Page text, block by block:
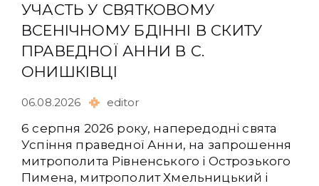
УЧАСТЬ У СВЯТКОВОМУ
ВСЕНІЧНОМУ БДІННІ В СКИТУ
ПРАВЕДНОЇ АННИ В С.
ОНИШКІВЦІ
06.08.2026 editor
6 серпня 2026 року, напередодні свята
Успіння праведної Анни, на запрошення
митрополита Рівненського і Острозького
Пимена, митрополит Хмельницький і